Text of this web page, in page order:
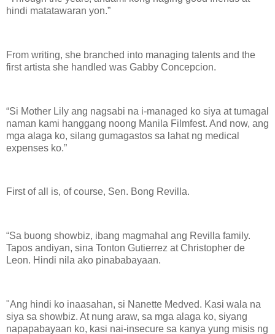
hindi matatawaran yon.”
From writing, she branched into managing talents and the
first artista she handled was Gabby Concepcion.
“Si Mother Lily ang nagsabi na i-managed ko siya at tumagal
naman kami hanggang noong Manila Filmfest. And now, ang
mga alaga ko, silang gumagastos sa lahat ng medical
expenses ko.”
First of all is, of course, Sen. Bong Revilla.
“Sa buong showbiz, ibang magmahal ang Revilla family.
Tapos andiyan, sina Tonton Gutierrez at Christopher de
Leon. Hindi nila ako pinababayaan.
"Ang hindi ko inaasahan, si Nanette Medved. Kasi wala na
siya sa showbiz. At nung araw, sa mga alaga ko, siyang
napapabayaan ko, kasi nai-insecure sa kanya yung misis ng